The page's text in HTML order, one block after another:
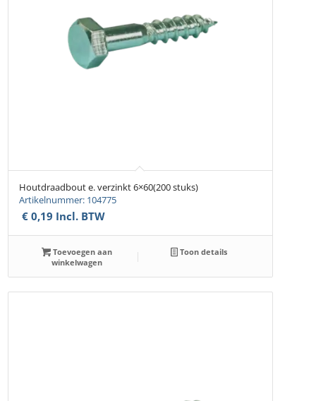
Houtdraadbout e. verzinkt 6×60(200 stuks)
Artikelnummer: 104775
€ 0,19 Incl. BTW
Toevoegen aan
winkelwagen
Toon details